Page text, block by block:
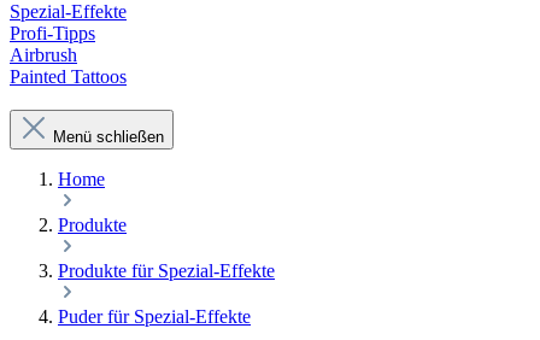
Spezial-Effekte
Profi-Tipps
Airbrush
Painted Tattoos
Menü schließen
Home
Produkte
Produkte für Spezial-Effekte
Puder für Spezial-Effekte